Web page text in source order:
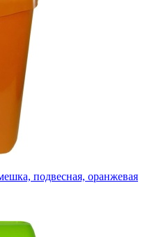
подвесная, оранжевая